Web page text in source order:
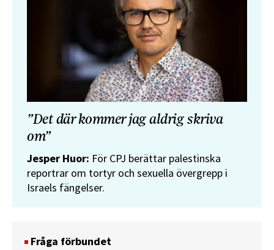
”Det där kommer jag aldrig skriva
om”
Jesper Huor: För CPJ berättar palestinska
reportrar om tortyr och sexuella övergrepp i
Israels fängelser.
Fråga förbundet